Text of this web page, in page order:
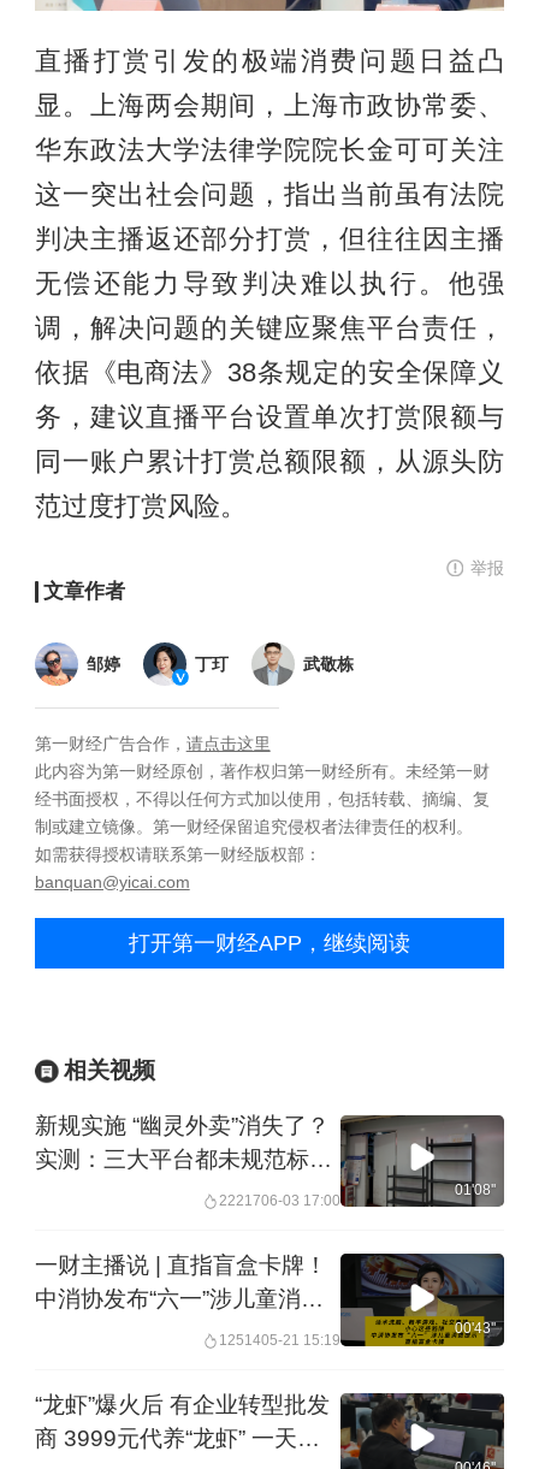
直播打赏引发的极端消费问题日益凸
显。上海两会期间，上海市政协常委、
华东政法大学法律学院院长金可可关注
这一突出社会问题，指出当前虽有法院
判决主播返还部分打赏，但往往因主播
无偿还能力导致判决难以执行。他强
调，解决问题的关键应聚焦平台责任，
依据《电商法》38条规定的安全保障义
务，建议直播平台设置单次打赏限额与
同一账户累计打赏总额限额，从源头防
范过度打赏风险。
举报
文章作者
邹婷 丁玎 武敬栋
第一财经广告合作， 请点击这里
此内容为第一财经原创，著作权归第一财经所有。未经第一财
经书面授权，不得以任何方式加以使用，包括转载、摘编、复
制或建立镜像。第一财经保留追究侵权者法律责任的权利。
如需获得授权请联系第一财经版权部：
banquan@yicai.com
打开第一财经APP，继续阅读
相关视频
新规实施 “幽灵外卖”消失了？
实测：三大平台都未规范标注
“明厨亮灶” 却看不到厨房 摆两
2221706-03 17:00
01'08''
一财主播说 | 直指盲盒卡牌！
中消协发布“六一”涉儿童消费
1251405-21 15:19
00'43''
“龙虾”爆火后 有企业转型批发
商 3999元代养“龙虾” 一天赚2